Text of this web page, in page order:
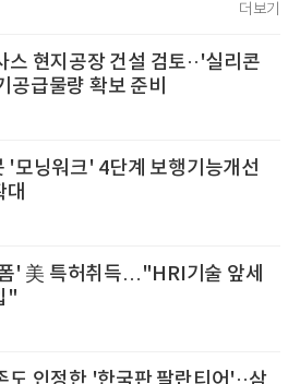
더보기
현지공장 건설 검토··'실리콘
공급물량 확보 준비
'모닝워크' 4단계 보행기능개선
대
' 美 특허취득…"HRI기술 앞세
"